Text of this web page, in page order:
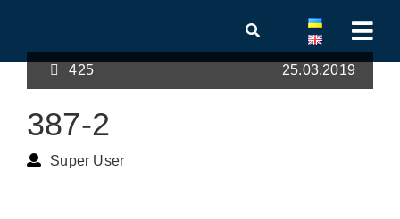
425 25.03.2019
387-2
Super User